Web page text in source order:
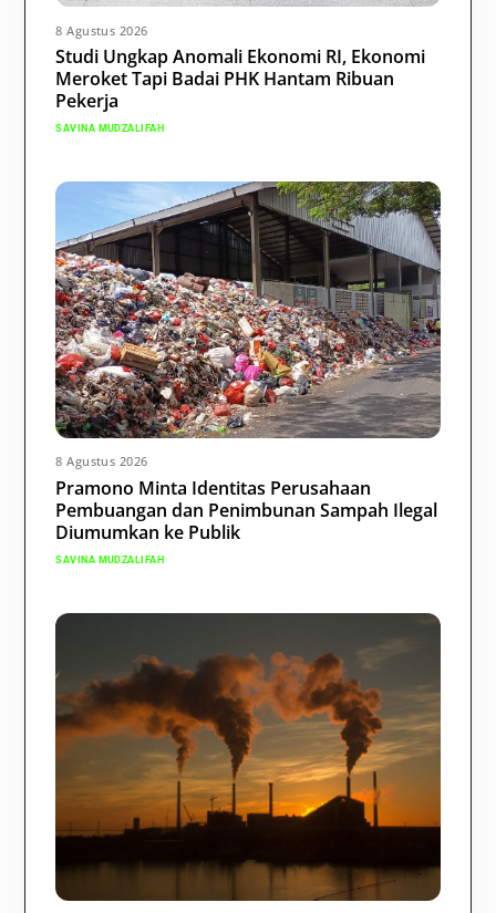
8 Agustus 2026
Studi Ungkap Anomali Ekonomi RI, Ekonomi
Meroket Tapi Badai PHK Hantam Ribuan
Pekerja
SAVINA MUDZALIFAH
8 Agustus 2026
Pramono Minta Identitas Perusahaan
Pembuangan dan Penimbunan Sampah Ilegal
Diumumkan ke Publik
SAVINA MUDZALIFAH